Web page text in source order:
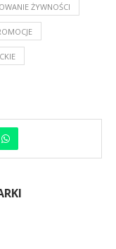
ŻYWNOŚCI